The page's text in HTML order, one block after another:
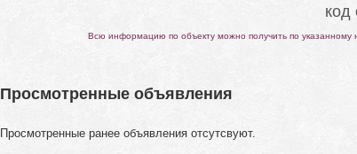
код
Всю информацию по объекту можно получить по указанному
Просмотренные объявления
Просмотренные ранее объявления отсутсвуют.